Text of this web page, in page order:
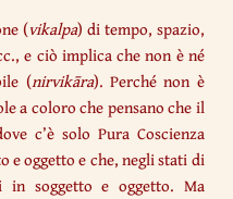
(vikalpa) di tempo, spazio,
e ciò implica che non è né
(nirvikāra). Perché non è
a coloro che pensano che il
c’è solo Pura Coscienza
e oggetto e che, negli stati di
soggetto e oggetto. Ma